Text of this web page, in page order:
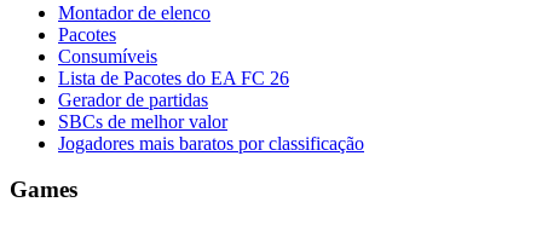
Montador de elenco
Pacotes
Consumíveis
Lista de Pacotes do EA FC 26
Gerador de partidas
SBCs de melhor valor
Jogadores mais baratos por classificação
Games